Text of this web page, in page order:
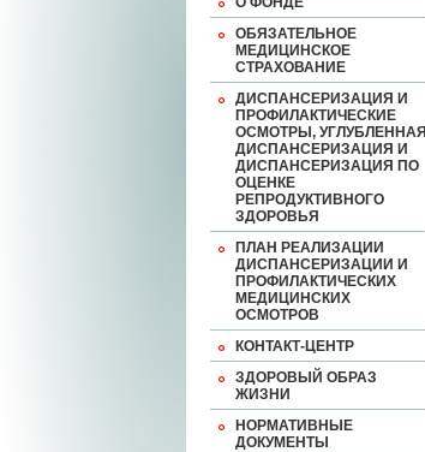
ОБЯЗАТЕЛЬНОЕ
МЕДИЦИНСКОЕ
СТРАХОВАНИЕ
ДИСПАНСЕРИЗАЦИЯ И
ПРОФИЛАКТИЧЕСКИЕ
ОСМОТРЫ, УГЛУБЛЕННАЯ
ДИСПАНСЕРИЗАЦИЯ И
ДИСПАНСЕРИЗАЦИЯ ПО
ОЦЕНКЕ
РЕПРОДУКТИВНОГО
ЗДОРОВЬЯ
ПЛАН РЕАЛИЗАЦИИ
ДИСПАНСЕРИЗАЦИИ И
ПРОФИЛАКТИЧЕСКИХ
МЕДИЦИНСКИХ
ОСМОТРОВ
КОНТАКТ-ЦЕНТР
ЗДОРОВЫЙ ОБРАЗ
ЖИЗНИ
НОРМАТИВНЫЕ
ДОКУМЕНТЫ